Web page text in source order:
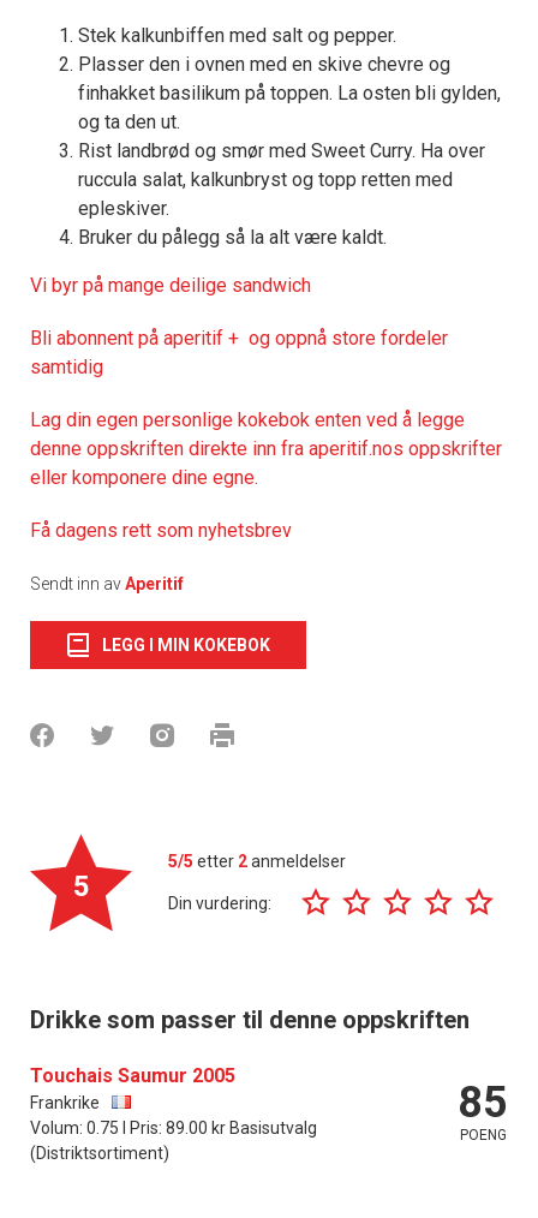
Stek kalkunbiffen med salt og pepper.
Plasser den i ovnen med en skive chevre og
finhakket basilikum på toppen. La osten bli gylden,
og ta den ut.
Rist landbrød og smør med Sweet Curry. Ha over
ruccula salat, kalkunbryst og topp retten med
epleskiver.
Bruker du pålegg så la alt være kaldt.
Vi byr på mange deilige sandwich
Bli abonnent på aperitif + og oppnå store fordeler
samtidig
Lag din egen personlige kokebok enten ved å legge
denne oppskriften direkte inn fra aperitif.nos oppskrifter
eller komponere dine egne.
Få dagens rett som nyhetsbrev
Sendt inn avAperitif
LEGG I MIN KOKEBOK
5
5/5 etter 2anmeldelser
Din vurdering:
Drikke som passer til denne oppskriften
Touchais Saumur 2005
Frankrike
Volum: 0.75 l Pris: 89.00 kr Basisutvalg
(Distriktsortiment)
85
POENG